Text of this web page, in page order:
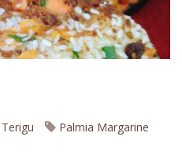
Terigu
Palmia Margarine